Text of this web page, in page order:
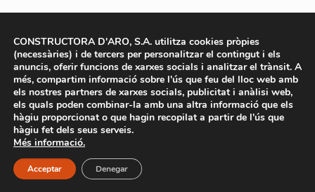
CONSTRUCTORA D'ARO, S.A. utilitza cookies pròpies
(necessàries) i de tercers per personalitzar el contingut i els
anuncis, oferir funcions de xarxes socials i analitzar el trànsit. A
més, compartim informació sobre l'ús que feu del lloc web amb
els nostres partners de xarxes socials, publicitat i anàlisi web,
els quals poden combinar-la amb una altra informació que els
hàgiu proporcionat o que hagin recopilat a partir de l'ús que
hàgiu fet dels seus serveis.
Més informació.
Acceptar Denegar